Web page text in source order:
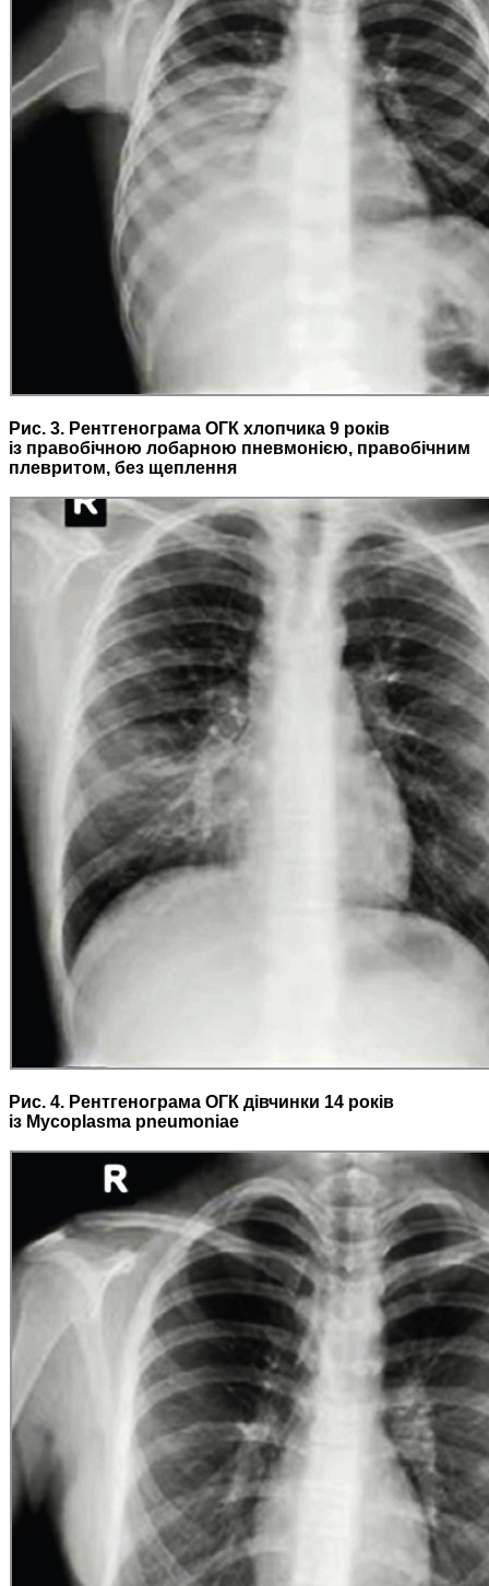
Рис. 3. Рентгенограма ОГК хлопчика 9 років
із правобічною лобарною пневмонією, правобічним
плевритом, без щеплення
Рис. 4. Рентгенограма ОГК дівчинки 14 років
із Mycoplasma pneumoniae